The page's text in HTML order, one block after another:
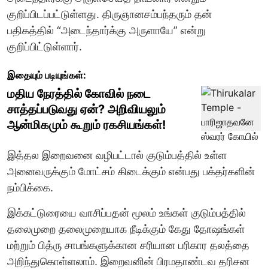
குறிப்பிடப்பட்டுள்ளது. திருஞானசம்பந்தரும் தன்
பதிகத்தில் “அடைந்தார்க்கு அருளாயே” என்று
குறிப்பிட்டுள்ளார்.
இதையும் படியுங்கள்:
மதிய நேரத்தில் கோவில் நடை
சாத்தப்படுவது ஏன்? அறிவியலும்
ஆன்மிகமும் கூறும் ரகசியங்கள்!
இத்தல இறைவனை வழிபட்டால் குடும்பத்தில் உள்ள
அனைவருக்கும் மோட்சம் கிடைக்கும் என்பது பக்தர்களின்
நம்பிக்கை.
இக்கட்டுரையை வாசிப்பதன் மூலம் உங்கள் குடும்பத்தில்
தலைமுறை தலைமுறையாக நீடிக்கும் கேது தோஷங்கள்
மற்றும் பித்ரு சாபங்களுக்கான சரியான பரிகார தலத்தை
அறிந்துகொள்ளலாம். இறைவனின் பிரமதாண்டவ தரிசன